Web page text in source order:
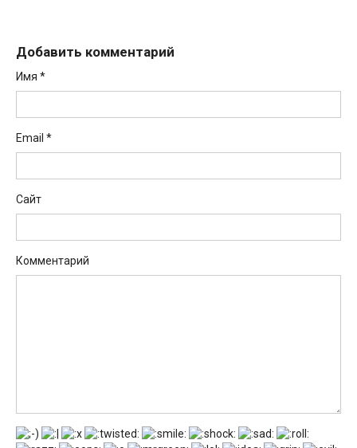
Добавить комментарий
Имя *
Email *
Сайт
Комментарий